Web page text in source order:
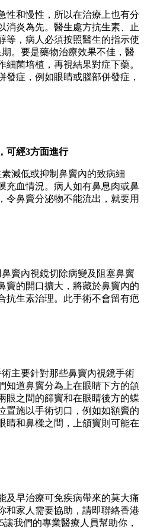
性和慢性，所以在治療上也有分
消炎為先。醫生處方抗生素、止
等，病人必須按照醫生的指示使
。要是藥物治療效果不佳，醫
菌培植，再視結果對症下藥。
發症，例如眼睛或腦部併發症，
可經3方面進行
減低或抑制鼻竇內的致病細
充血情況。病人如有鼻息肉或鼻
令鼻竇分泌物不能流出，就要用
竇內視鏡切除病變及阻塞鼻竇
竇的開口擴大，將藏於鼻竇內的
抗生素治理。此手術不會留有疤
主要針對那些鼻竇內視鏡手術
知道鼻竇分為上在眼睛下方的頜
眼之間的篩竇和在眼睛後方的蝶
置施以手術切口，例如如額竇的
睛和鼻樑之間，上頜竇則可能在
及早治療可免疾病帶來的莫大痛
和家人需要協助，請即聯絡香港
讓我們的專業醫療人員幫助你，